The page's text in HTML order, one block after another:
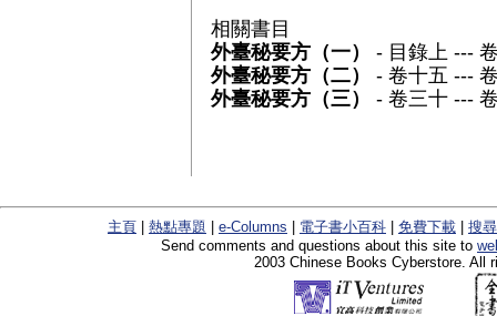
相關書目
外臺秘要方（一）
- 目錄上 ---
外臺秘要方（二）
- 卷十五 ---
外臺秘要方（三）
- 卷三十 ---
主頁 熱點專題 e-Columns 電子書小百科 免費下載
搜
Send comments and questions about this site to
2003 Chinese Books Cyberstore. All